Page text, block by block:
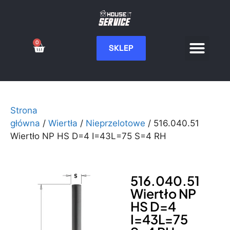
SKLEP
0
Strona
główna / Wiertła / Nieprzelotowe / 516.040.51
Wiertło NP HS D=4 I=43L=75 S=4 RH
516.040.51
Wiertło NP
HS D=4
I=43L=75